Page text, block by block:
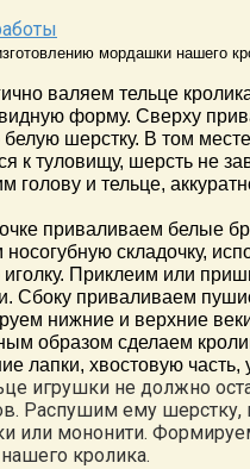
мордашки нашего
валяем тельце
форму. Сверху
белую шерстку. В том
к туловищу, шерсть не
голову и тельце,
приваливаем белые
носогубную складочку,
иголку. Приклеим или
Сбоку приваливаем
нижние и верхние
образом сделаем
лапки, хвостовую часть,
игрушки не должно
Распушим ему шерстку,
или мононити.
кролика.